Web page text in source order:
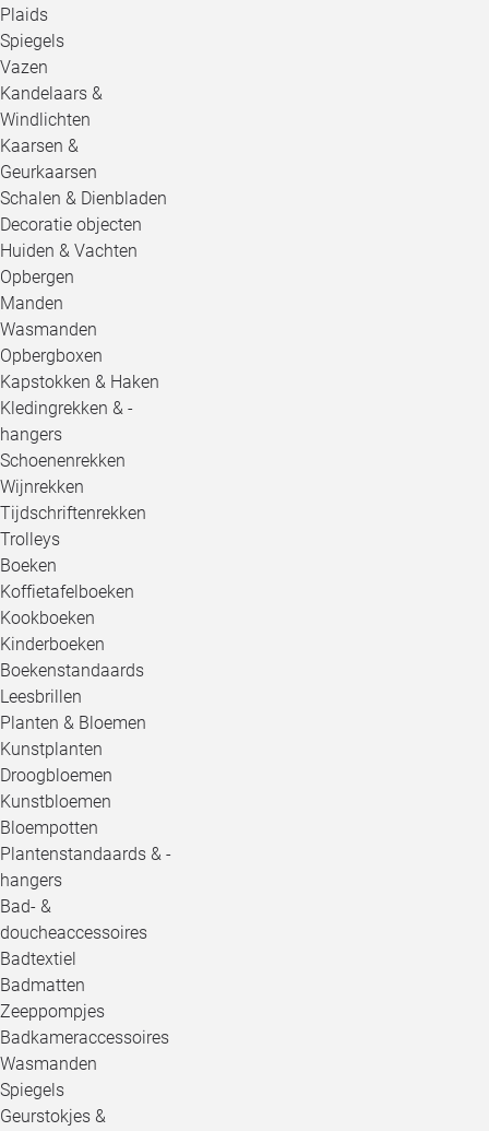
Plaids
Spiegels
Vazen
Kandelaars &
Windlichten
Kaarsen &
Geurkaarsen
Schalen & Dienbladen
Decoratie objecten
Huiden & Vachten
Opbergen
Manden
Wasmanden
Opbergboxen
Kapstokken & Haken
Kledingrekken & -
hangers
Schoenenrekken
Wijnrekken
Tijdschriftenrekken
Trolleys
Boeken
Koffietafelboeken
Kookboeken
Kinderboeken
Boekenstandaards
Leesbrillen
Planten & Bloemen
Kunstplanten
Droogbloemen
Kunstbloemen
Bloempotten
Plantenstandaards & -
hangers
Bad- &
doucheaccessoires
Badtextiel
Badmatten
Zeeppompjes
Badkameraccessoires
Wasmanden
Spiegels
Geurstokjes &